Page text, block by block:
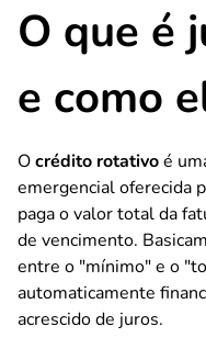
O que é
e como
Ocrédito rotativoé
emergencial oferecida
paga o valor total da
de vencimento.
entre o "mínimo" e o
automaticamente
acrescido de juros.